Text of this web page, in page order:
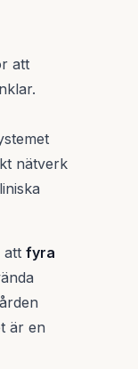
att
nätverk
att fyra
är en